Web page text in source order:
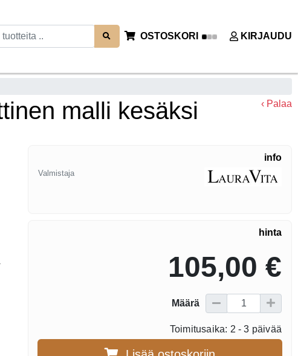
OSTOSKORI KIRJAUDU
malli kesäksi ‹ Palaa
info
Valmistaja
hinta
105,00 €
Määrä
Toimitusaika: 2 - 3 päivää